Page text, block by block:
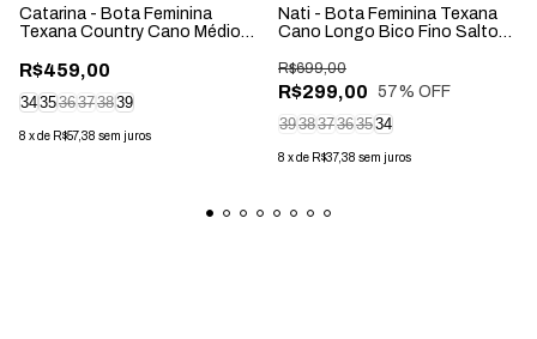
Catarina - Bota Feminina
Texana Country Cano Médio
R$459,00
343536373839
8 xde R$57,38 sem juros
Nati - Bota Feminina Texana
Cano Longo Bico Fino Salto
R$299,00
R$699,00
57% OFF
393837363534
8 xde R$37,38 sem juros